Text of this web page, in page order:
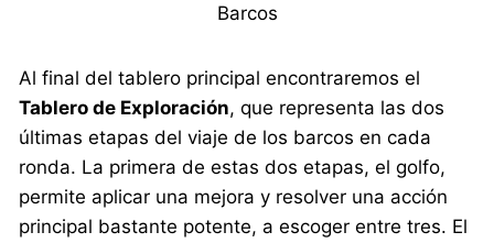
Barcos
Al final del tablero principal encontraremos el
Tablero de Exploración, que representa las dos
últimas etapas del viaje de los barcos en cada
ronda. La primera de estas dos etapas, el golfo,
permite aplicar una mejora y resolver una acción
principal bastante potente, a escoger entre tres. El